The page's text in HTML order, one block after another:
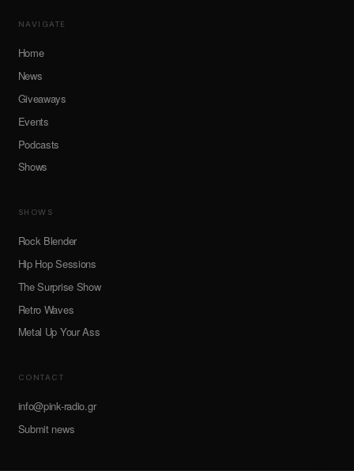
NAVIGATE
Home
News
Giveaways
Events
Podcasts
Shows
SHOWS
Rock Blender
Hip Hop Sessions
The Surprise Show
Retro Waves
Metal Up Your Ass
CONTACT
info@pink-radio.gr
Submit news